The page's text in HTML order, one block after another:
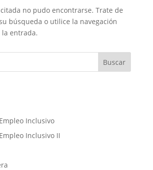
no pudo encontrarse. Trate de
búsqueda o utilice la navegación
entrada.
Inclusivo
Inclusivo II